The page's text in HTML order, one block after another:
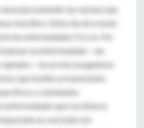
para entender las razones que
este libro. Dicho de otro modo:
las enfermedades? Sí y no. Por
pensar en enfermedades —las
ejemplo— sin un microorganismo
que facilite su transmisión,
y cambiantes
enfermedades que con diversa
en casi todos los